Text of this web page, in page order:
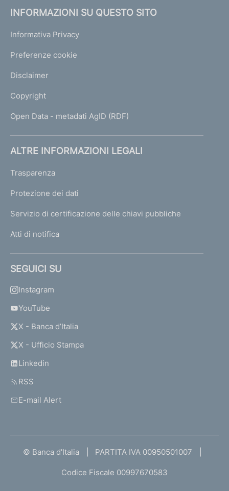
INFORMAZIONI SU QUESTO SITO
Informativa Privacy
Preferenze cookie
Disclaimer
Copyright
Open Data - metadati AgID (RDF)
ALTRE INFORMAZIONI LEGALI
Trasparenza
Protezione dei dati
Servizio di certificazione delle chiavi pubbliche
Atti di notifica
SEGUICI SU
Instagram
YouTube
X - Banca d’Italia
X - Ufficio Stampa
Linkedin
RSS
E-mail Alert
© Banca d'Italia PARTITA IVA 00950501007
Codice Fiscale 00997670583